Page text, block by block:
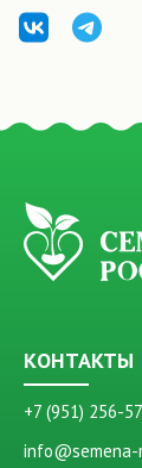
КОНТАКТЫ
+7 (951) 256-
info@semena-